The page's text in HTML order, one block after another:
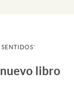
libro